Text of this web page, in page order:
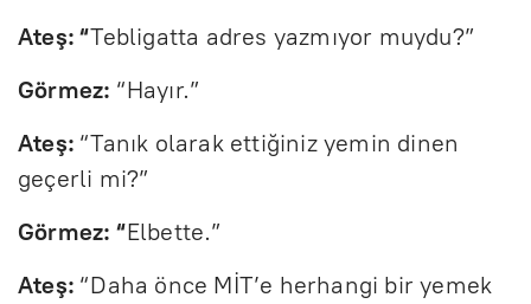
Ateş: “Tebligatta adres yazmıyor muydu?”
Görmez: “Hayır.”
Ateş: “Tanık olarak ettiğiniz yemin dinen
geçerli mi?”
Görmez: “Elbette.”
Ateş: “Daha önce MİT’e herhangi bir yemek